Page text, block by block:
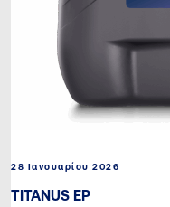
28 Ιανουαρίου 2026
TITANUS EP